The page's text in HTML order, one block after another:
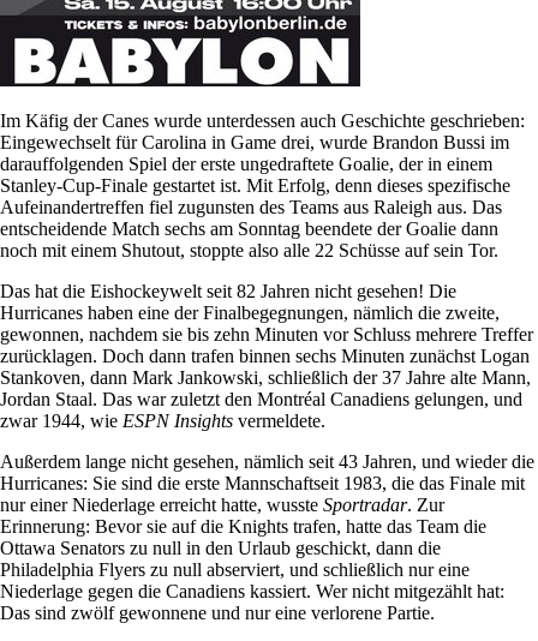
Im Käfig der Canes wurde unterdessen auch Geschichte geschrieben:
Eingewechselt für Carolina in Game drei, wurde Brandon Bussi im
darauffolgenden Spiel der erste ungedraftete Goalie, der in einem
Stanley-Cup-Finale gestartet ist. Mit Erfolg, denn dieses spezifische
Aufeinandertreffen fiel zugunsten des Teams aus Raleigh aus. Das
entscheidende Match sechs am Sonntag beendete der Goalie dann
noch mit einem Shutout, stoppte also alle 22 Schüsse auf sein Tor.
Das hat die Eishockeywelt seit 82 Jahren nicht gesehen! Die
Hurricanes haben eine der Finalbegegnungen, nämlich die zweite,
gewonnen, nachdem sie bis zehn Minuten vor Schluss mehrere Treffer
zurücklagen. Doch dann trafen binnen sechs Minuten zunächst Logan
Stankoven, dann Mark Jankowski, schließlich der 37 Jahre alte Mann,
Jordan Staal. Das war zuletzt den Montréal Canadiens gelungen, und
zwar 1944, wie ESPN Insights vermeldete.
Außerdem lange nicht gesehen, nämlich seit 43 Jahren, und wieder die
Hurricanes: Sie sind die erste Mannschaftseit 1983, die das Finale mit
nur einer Niederlage erreicht hatte, wusste Sportradar. Zur
Erinnerung: Bevor sie auf die Knights trafen, hatte das Team die
Ottawa Senators zu null in den Urlaub geschickt, dann die
Philadelphia Flyers zu null abserviert, und schließlich nur eine
Niederlage gegen die Canadiens kassiert. Wer nicht mitgezählt hat:
Das sind zwölf gewonnene und nur eine verlorene Partie.